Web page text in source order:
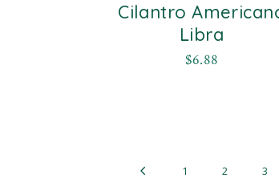
Cilantro
Libra
$6.88
1 2 3